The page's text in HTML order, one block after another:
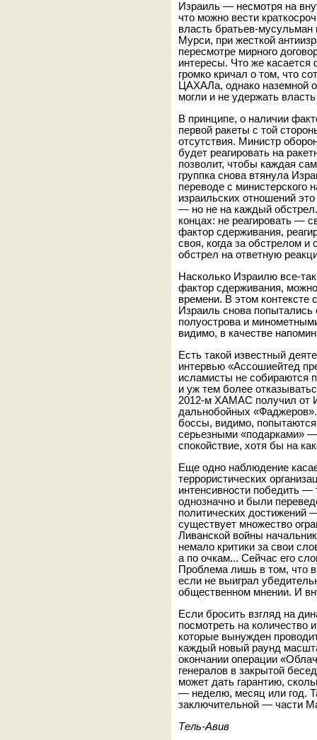
Израиль — несмотря на
что можно вести
власть братьев-мусульман
Мурси, при жесткой
пересмотре мирного
интересы. Что же
громко кричал о том, что
ЦАХАЛа, однако наземной
могли и не удержать
В принципе, о наличии
первой ракеты с той
отсутствия. Министр
будет реагировать на
позволит, чтобы каждая
группка снова втянула
переводе с министерского
израильских отношений
— но не на каждый
концах: не реагировать —
фактор сдерживания,
своя, когда за обстрелом и
обстрел на ответную
Насколько Израилю все-
фактор сдерживания,
времени. В этом контексте
Израиль снова попытались
полуострова и
видимо, в качестве
Есть такой известный
интервью «Ассошиейтед
исламисты не собираются
и уж тем более
2012-м ХАМАС получил от
дальнобойных
боссы, видимо,
серьезными «подарками»
спокойствие, хотя бы на
Еще одно наблюдение
террористических
интенсивности победить
однозначно и были
политических достижений
существует множество
Ливанской войны
немало критики за свои
а по очкам... Сейчас его
Проблема лишь в том, что
если не выиграл
общественном мнении. И
Если бросить взгляд на
посмотреть на количество
которые вынужден
каждый новый раунд
окончании операции
генералов в закрытой
может дать гарантию,
— неделю, месяц или год.
заключительной — части
Тель-Авив